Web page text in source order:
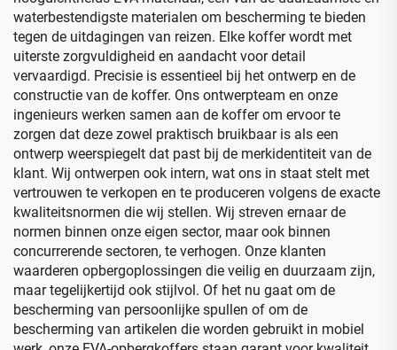
waterbestendigste materialen om bescherming te bieden
tegen de uitdagingen van reizen. Elke koffer wordt met
uiterste zorgvuldigheid en aandacht voor detail
vervaardigd. Precisie is essentieel bij het ontwerp en de
constructie van de koffer. Ons ontwerpteam en onze
ingenieurs werken samen aan de koffer om ervoor te
zorgen dat deze zowel praktisch bruikbaar is als een
ontwerp weerspiegelt dat past bij de merkidentiteit van de
klant. Wij ontwerpen ook intern, wat ons in staat stelt met
vertrouwen te verkopen en te produceren volgens de exacte
kwaliteitsnormen die wij stellen. Wij streven ernaar de
normen binnen onze eigen sector, maar ook binnen
concurrerende sectoren, te verhogen. Onze klanten
waarderen opbergoplossingen die veilig en duurzaam zijn,
maar tegelijkertijd ook stijlvol. Of het nu gaat om de
bescherming van persoonlijke spullen of om de
bescherming van artikelen die worden gebruikt in mobiel